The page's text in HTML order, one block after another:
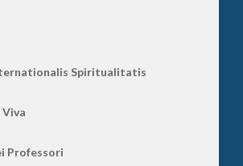
Spiritualitatis
Viva
Professori